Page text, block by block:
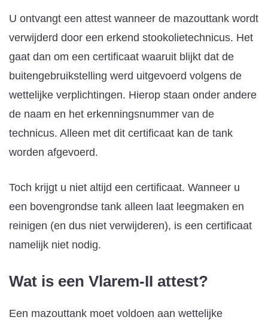
U ontvangt een attest wanneer de mazouttank wordt
verwijderd door een erkend stookolietechnicus. Het
gaat dan om een certificaat waaruit blijkt dat de
buitengebruikstelling werd uitgevoerd volgens de
wettelijke verplichtingen. Hierop staan onder andere
de naam en het erkenningsnummer van de
technicus. Alleen met dit certificaat kan de tank
worden afgevoerd.
Toch krijgt u niet altijd een certificaat. Wanneer u
een bovengrondse tank alleen laat leegmaken en
reinigen (en dus niet verwijderen), is een certificaat
namelijk niet nodig.
Wat is een Vlarem-II attest?
Een mazouttank moet voldoen aan wettelijke